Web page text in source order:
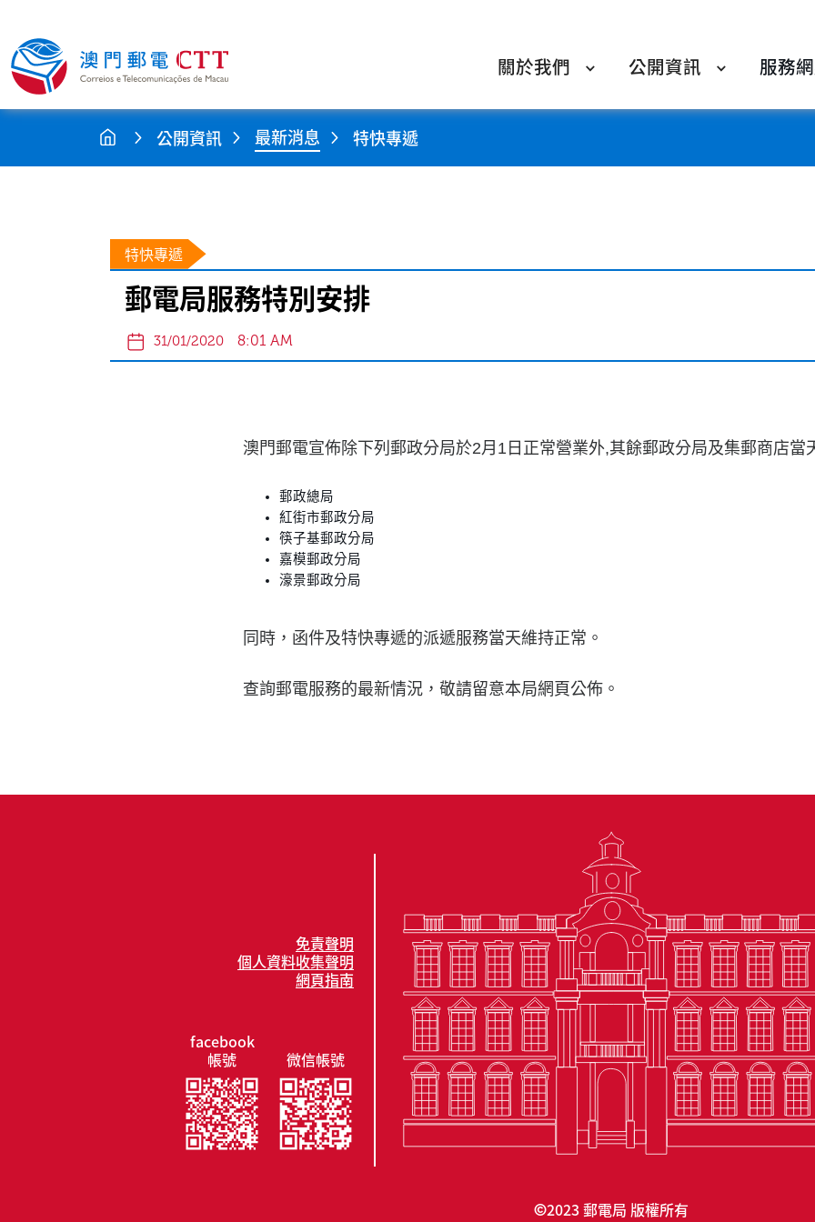
關於我們 公開資訊 服務
公開資訊 最新消息 特快專遞
特快專遞
郵電局服務特別安排
31/01/2020 8:01 AM
澳門郵電宣佈除下列郵政分局於2月1日正常營業外,其餘郵政分局及集郵商店當
郵政總局
紅街市郵政分局
筷子基郵政分局
嘉模郵政分局
濠景郵政分局
同時，函件及特快專遞的派遞服務當天維持正常。
查詢郵電服務的最新情況，敬請留意本局網頁公佈。
免責聲明
個人資料收集聲明
網頁指南
facebook
帳號
微信帳號
©2023 郵電局 版權所有